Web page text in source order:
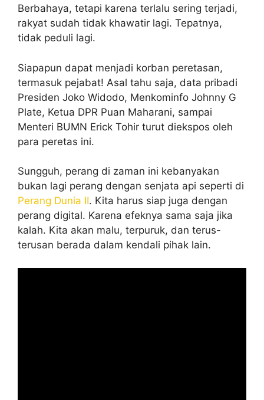
Berbahaya, tetapi karena terlalu sering terjadi,
rakyat sudah tidak khawatir lagi. Tepatnya,
tidak peduli lagi.
Siapapun dapat menjadi korban peretasan,
termasuk pejabat! Asal tahu saja, data pribadi
Presiden Joko Widodo, Menkominfo Johnny G
Plate, Ketua DPR Puan Maharani, sampai
Menteri BUMN Erick Tohir turut diekspos oleh
para peretas ini.
Sungguh, perang di zaman ini kebanyakan
bukan lagi perang dengan senjata api seperti di
Perang Dunia II. Kita harus siap juga dengan
perang digital. Karena efeknya sama saja jika
kalah. Kita akan malu, terpuruk, dan terus-
terusan berada dalam kendali pihak lain.